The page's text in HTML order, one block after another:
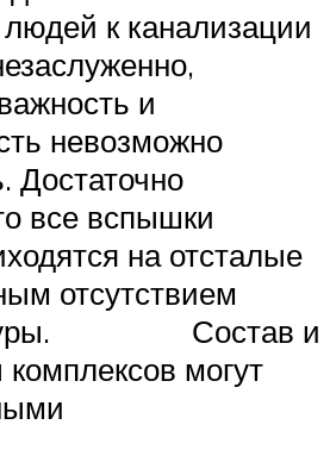
к канализации
и
невозможно
Достаточно
все вспышки
на отсталые
отсутствием
Состав и
могут